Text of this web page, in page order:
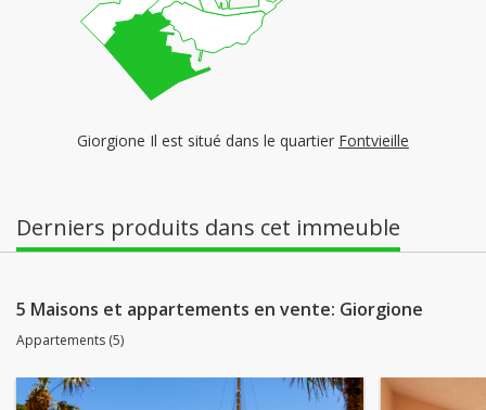
Giorgione Il est situé dans le quartier Fontvieille
Derniers produits dans cet immeuble
5 Maisons et appartements en vente: Giorgione
Appartements (5)